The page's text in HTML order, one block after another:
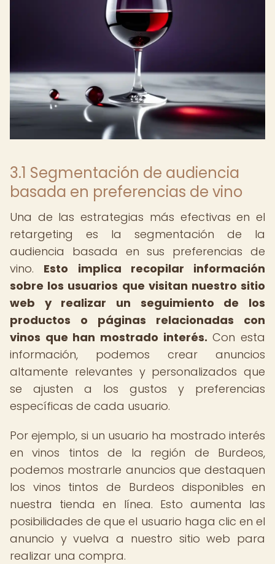
3.1 Segmentación de audiencia
basada en preferencias de vino
Una de las estrategias más efectivas en el
retargeting es la segmentación de la
audiencia basada en sus preferencias de
vino. Esto implica recopilar información
sobre los usuarios que visitan nuestro sitio
web y realizar un seguimiento de los
productos o páginas relacionadas con
vinos que han mostrado interés. Con esta
información, podemos crear anuncios
altamente relevantes y personalizados que
se ajusten a los gustos y preferencias
específicas de cada usuario.
Por ejemplo, si un usuario ha mostrado interés
en vinos tintos de la región de Burdeos,
podemos mostrarle anuncios que destaquen
los vinos tintos de Burdeos disponibles en
nuestra tienda en línea. Esto aumenta las
posibilidades de que el usuario haga clic en el
anuncio y vuelva a nuestro sitio web para
realizar una compra.